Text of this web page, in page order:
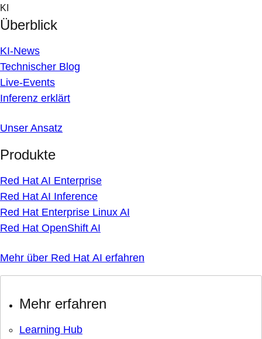
Skip
to
content
KI
Überblick
KI-News
Technischer Blog
Live-Events
Inferenz erklärt
Unser Ansatz
Produkte
Red Hat AI Enterprise
Red Hat AI Inference
Red Hat Enterprise Linux AI
Red Hat OpenShift AI
Mehr über Red Hat AI erfahren
Mehr erfahren
Learning Hub